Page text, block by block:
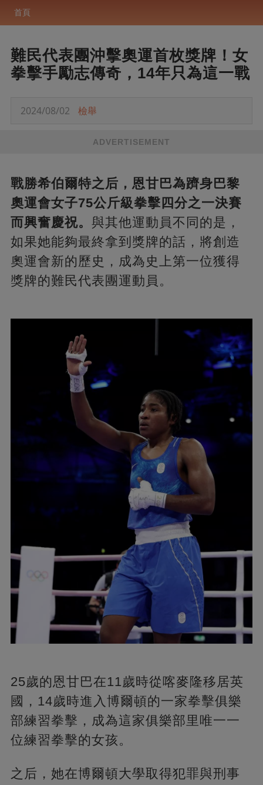
首頁
難民代表團沖擊奧運首枚獎牌！女
拳擊手勵志傳奇，14年只為這一戰
2024/08/02 檢舉
ADVERTISEMENT
戰勝希伯爾特之后，恩甘巴為躋身巴黎
奧運會女子75公斤級拳擊四分之一決賽
而興奮慶祝。 與其他運動員不同的是，
如果她能夠最終拿到獎牌的話，將創造
奧運會新的歷史，成為史上第一位獲得
獎牌的難民代表團運動員。
25歲的恩甘巴在11歲時從喀麥隆移居英
國，14歲時進入博爾頓的一家拳擊俱樂
部練習拳擊，成為這家俱樂部里唯一一
位練習拳擊的女孩。
之后，她在博爾頓大學取得犯罪與刑事